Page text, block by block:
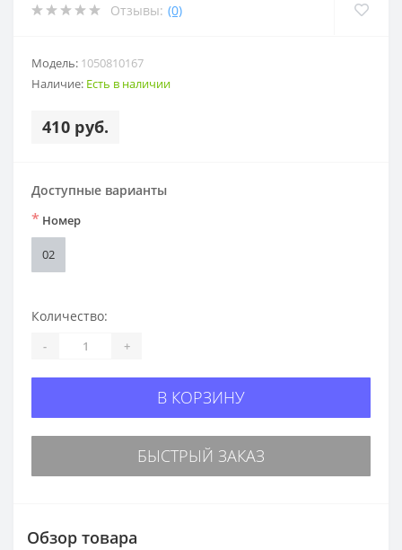
Отзывы: (0)
Модель: 1050810167
Наличие: Есть в наличии
410 руб.
Доступные варианты
* Номер
02
Количество:
- +
В КОРЗИНУ
БЫСТРЫЙ ЗАКАЗ
Обзор товара